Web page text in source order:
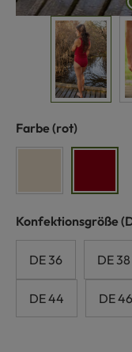
Farbe auswählen
(rot)
Konfektionsgröße
DE 36 DE 38
DE 44 DE 46